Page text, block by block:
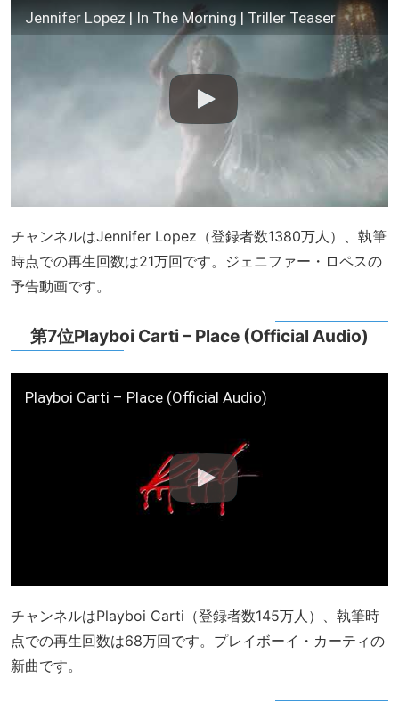
Jennifer Lopez | In The Morning | Triller Teaser
チャンネルはJennifer Lopez（登録者数1380万人）、執筆
時点での再生回数は21万回です。ジェニファー・ロペスの
予告動画です。
第7位Playboi Carti – Place (Official Audio)
Playboi Carti – Place (Official Audio)
チャンネルはPlayboi Carti（登録者数145万人）、執筆時
点での再生回数は68万回です。プレイボーイ・カーティの
新曲です。